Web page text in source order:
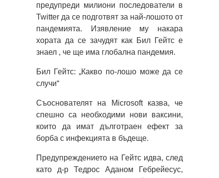
предупреди милиони последователи в
Twitter да се подготвят за най-лошото от
пандемията. Изявление му накара
хората да се зачудят как Бил Гейтс е
знаел , че ще има глобална пандемия.
Бил Гейтс: „Какво по-лошо може да се
случи“
Съоснователят на Microsoft казва, че
спешно са необходими нови ваксини,
които да имат дълготраен ефект за
борба с инфекцията в бъдеще.
Предупреждението на Гейтс идва, след
като д-р Тедрос Аданом Гебрейесус,